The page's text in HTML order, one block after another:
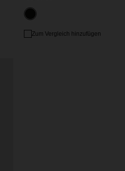
Zum Vergleich hinzufügen